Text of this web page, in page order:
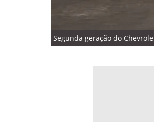
Segunda geração do